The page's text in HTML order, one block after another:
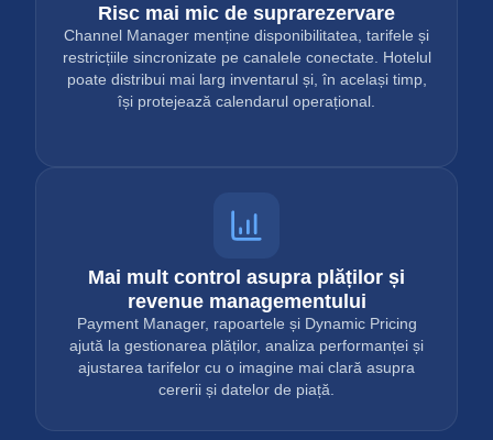
Risc mai mic de suprarezervare
Channel Manager menține disponibilitatea, tarifele și
restricțiile sincronizate pe canalele conectate. Hotelul
poate distribui mai larg inventarul și, în același timp,
își protejează calendarul operațional.
Mai mult control asupra plăților și
revenue managementului
Payment Manager, rapoartele și Dynamic Pricing
ajută la gestionarea plăților, analiza performanței și
ajustarea tarifelor cu o imagine mai clară asupra
cererii și datelor de piață.